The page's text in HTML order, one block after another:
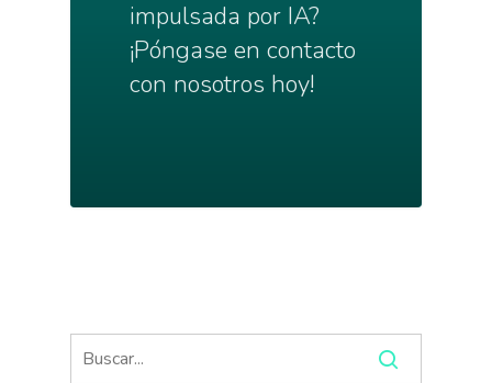
impulsada por IA?
¡Póngase en contacto
con nosotros hoy!